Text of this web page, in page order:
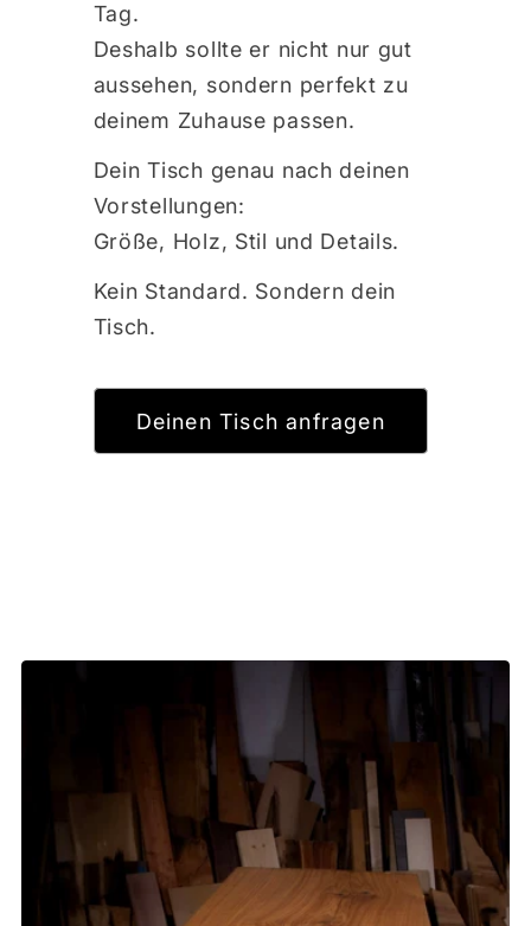
Tag.
Deshalb sollte er nicht nur gut
aussehen, sondern perfekt zu
deinem Zuhause passen.
Dein Tisch genau nach deinen
Vorstellungen:
Größe, Holz, Stil und Details.
Kein Standard. Sondern dein
Tisch.
Deinen Tisch anfragen